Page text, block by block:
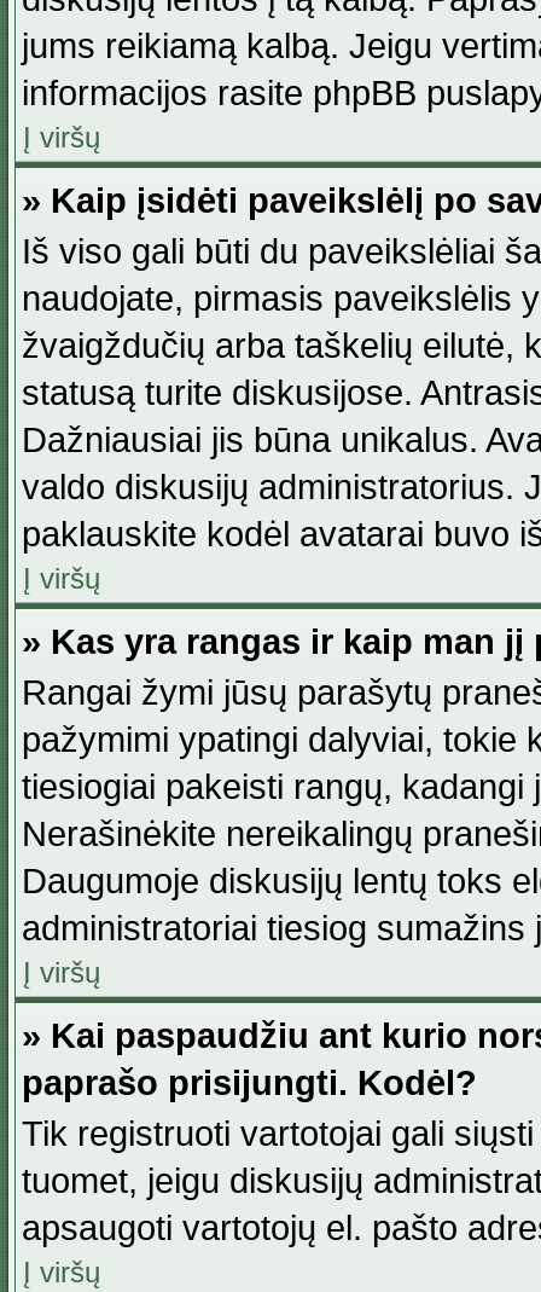
jums reikiamą kalbą. Jeigu
informacijos rasite phpBB
Į viršų
» Kaip įsidėti paveikslėlį po
Iš viso gali būti du paveikslėliai
naudojate, pirmasis paveikslėlis
žvaigždučių arba taškelių eilutė,
statusą turite diskusijose.
Dažniausiai jis būna unikalus.
valdo diskusijų administratorius.
paklauskite kodėl avatarai buvo
Į viršų
» Kas yra rangas ir kaip man jį
Rangai žymi jūsų parašytų
pažymimi ypatingi dalyviai, tokie
tiesiogiai pakeisti rangų,
Nerašinėkite nereikalingų
Daugumoje diskusijų lentų toks
administratoriai tiesiog
Į viršų
» Kai paspaudžiu ant kurio
paprašo prisijungti. Kodėl?
Tik registruoti vartotojai gali
tuomet, jeigu diskusijų
apsaugoti vartotojų el. pašto
Į viršų